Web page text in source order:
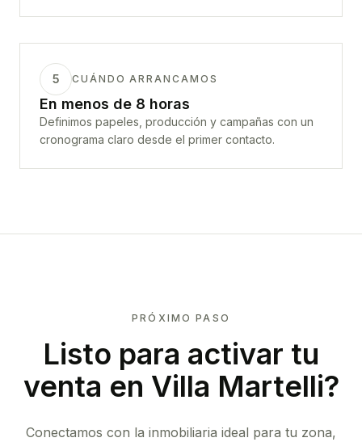
5 CUÁNDO ARRANCAMOS
En menos de 8 horas
Definimos papeles, producción y campañas con un
cronograma claro desde el primer contacto.
PRÓXIMO PASO
Listo para activar tu
venta en Villa Martelli?
Conectamos con la inmobiliaria ideal para tu zona,